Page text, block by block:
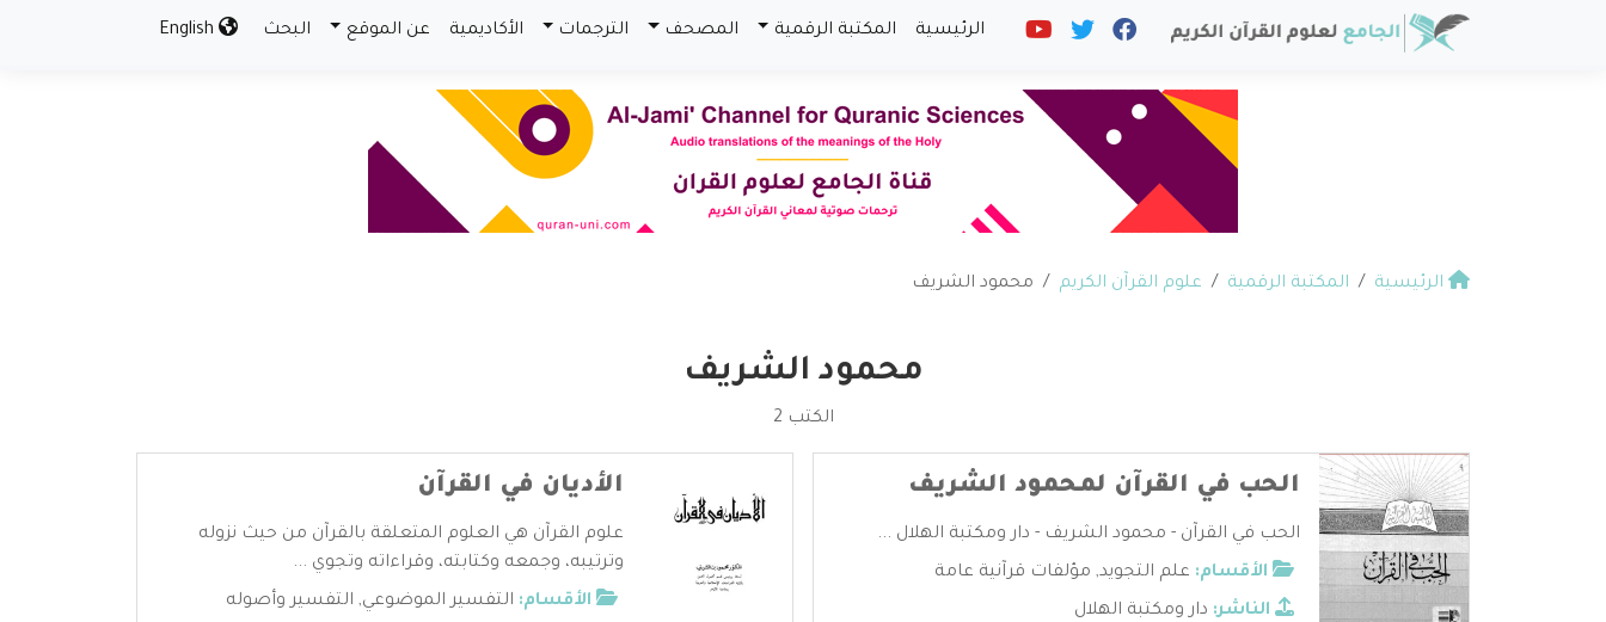
الرئيسية المكتبة الرقمية المصحف الترجمات الأكاديمية عن الموقع البحث
الرئيسية المكتبة الرقمية علوم القرآن الكريم محمود الشريف
محمود الشريف
الكتب 2
الحب في القرآن لمحمود الشريف
الحب في القرآن - محمود الشريف - دار ومكتبة الهلال ...
الأقسام: علم التجويد, مؤلفات قرآنية عامة
الناشر: دار ومكتبة الهلال
الأديان في القرآن
علوم القرآن هي العلوم المتعلقة بالقرآن من حيث نزوله
وترتيبه، وجمعه وكتابته، وقراءاته وتجوي ...
الأقسام: التفسير الموضوعي, التفسير وأصوله